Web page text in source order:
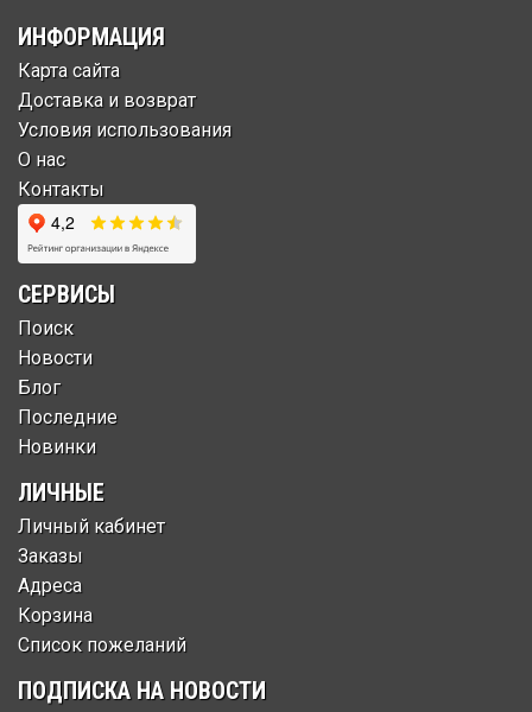
ИНФОРМАЦИЯ
Карта сайта
Доставка и возврат
Условия использования
О нас
Контакты
СЕРВИСЫ
Поиск
Новости
Блог
Последние
Новинки
ЛИЧНЫЕ
Личный кабинет
Заказы
Адреса
Корзина
Список пожеланий
ПОДПИСКА НА НОВОСТИ